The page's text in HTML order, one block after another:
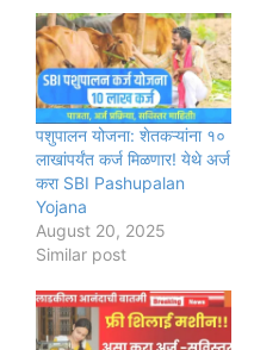
पशुपालन योजना: शेतकऱ्यांना १०
लाखांपर्यंत कर्ज मिळणार! येथे अर्ज
करा SBI Pashupalan
Yojana
August 20, 2025
Similar post